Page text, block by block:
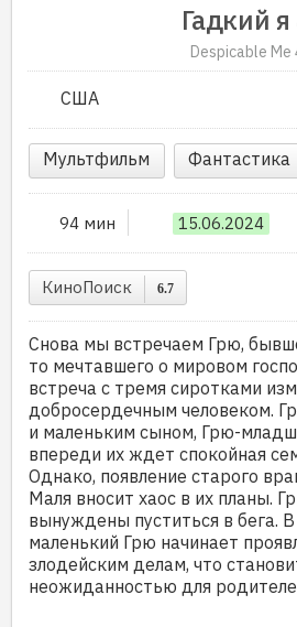
Гадкий я
Despicable Me
США
Мультфильм Фантастика
94 мин 15.06.2024
КиноПоиск 6.7
Снова мы встречаем Грю,
то мечтавшего о мировом
встреча с тремя сиротками
добросердечным человеком.
и маленьким сыном, Грю-
впереди их ждет спокойная
Однако, появление старого
Маля вносит хаос в их планы.
вынуждены пуститься в бега.
маленький Грю начинает
злодейским делам, что
неожиданностью для